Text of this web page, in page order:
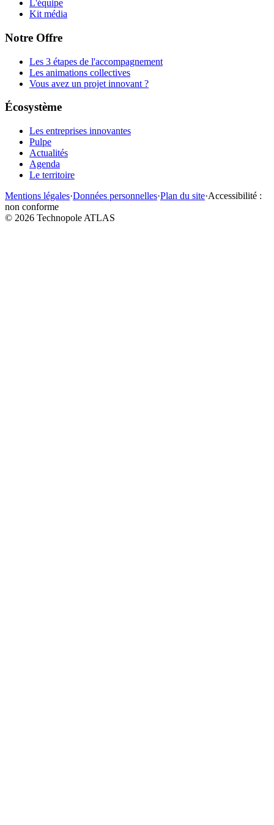
L'équipe
Kit média
Notre Offre
Les 3 étapes de l'accompagnement
Les animations collectives
Vous avez un projet innovant ?
Écosystème
Les entreprises innovantes
Pulpe
Actualités
Agenda
Le territoire
Mentions légales·Données personnelles·Plan du site·Accessibilité :
non conforme
© 2026 Technopole ATLAS